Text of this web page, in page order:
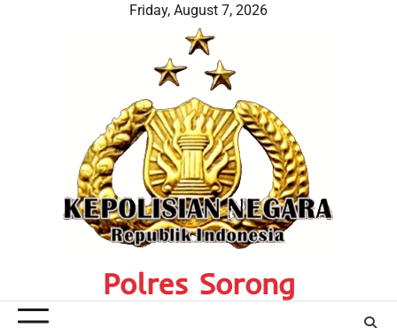
Friday, August 7, 2026
Polres Sorong